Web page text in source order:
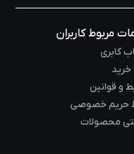
مربوط کاربران
کابری
و قوانین
حریم خصوصی
محصولات